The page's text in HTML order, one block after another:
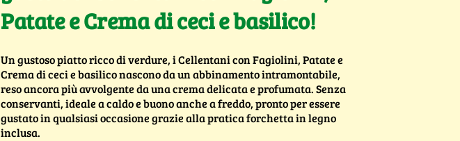
Patate e Crema di ceci e basilico!
Un gustoso piatto ricco di verdure, i Cellentani con Fagiolini, Patate e
Crema di ceci e basilico nascono da un abbinamento intramontabile,
reso ancora più avvolgente da una crema delicata e profumata. Senza
conservanti, ideale a caldo e buono anche a freddo, pronto per essere
gustato in qualsiasi occasione grazie alla pratica forchetta in legno
inclusa.